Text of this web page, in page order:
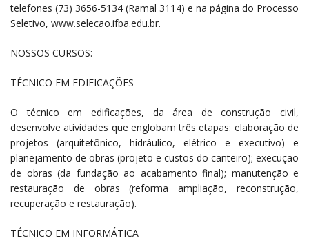
telefones (73) 3656-5134 (Ramal 3114) e na página do Processo
Seletivo, www.selecao.ifba.edu.br.
NOSSOS CURSOS:
TÉCNICO EM EDIFICAÇÕES
O técnico em edificações, da área de construção civil,
desenvolve atividades que englobam três etapas: elaboração de
projetos (arquitetônico, hidráulico, elétrico e executivo) e
planejamento de obras (projeto e custos do canteiro); execução
de obras (da fundação ao acabamento final); manutenção e
restauração de obras (reforma ampliação, reconstrução,
recuperação e restauração).
TÉCNICO EM INFORMÁTICA